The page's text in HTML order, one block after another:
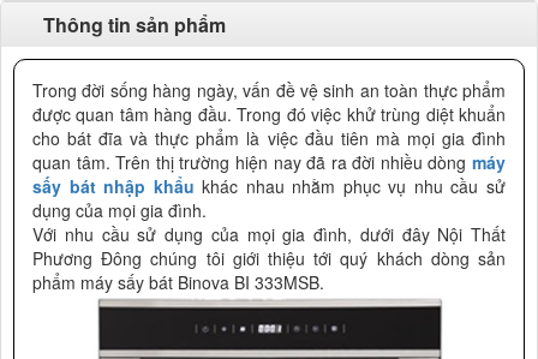
Thông tin sản phẩm
Trong đời sống hàng ngày, vấn đề vệ sinh an toàn thực phẩm
được quan tâm hàng đầu. Trong đó việc khử trùng diệt khuẩn
cho bát đĩa và thực phẩm là việc đầu tiên mà mọi gia đình
quan tâm. Trên thị trường hiện nay đã ra đời nhiều dòng máy
sấy bát nhập khẩu khác nhau nhằm phục vụ nhu cầu sử
dụng của mọi gia đình.
Với nhu cầu sử dụng của mọi gia đình, dưới đây Nội Thất
Phương Đông chúng tôi giới thiệu tới quý khách dòng sản
phẩm máy sấy bát Binova BI 333MSB.